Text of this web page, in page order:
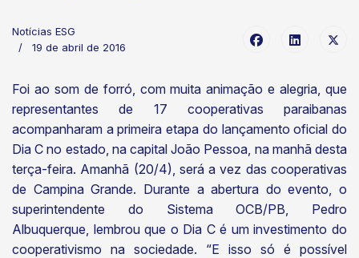
Notícias ESG
19 de abril de 2016
Foi ao som de forró, com muita animação e alegria, que
representantes de 17 cooperativas paraibanas
acompanharam a primeira etapa do lançamento oficial do
Dia C no estado, na capital João Pessoa, na manhã desta
terça-feira. Amanhã (20/4), será a vez das cooperativas
de Campina Grande. Durante a abertura do evento, o
superintendente do Sistema OCB/PB, Pedro
Albuquerque, lembrou que o Dia C é um investimento do
cooperativismo na sociedade. “E isso só é possível